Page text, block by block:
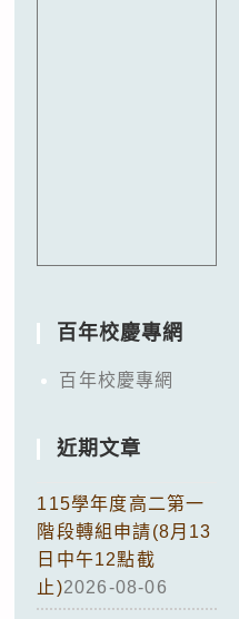
百年校慶專網
百年校慶專網
近期文章
115學年度高二第一
階段轉組申請(8月13
日中午12點截
止)2026-08-06